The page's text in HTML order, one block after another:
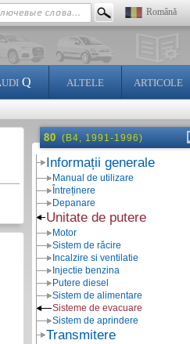
Română
Q ALTELE ARTICOLE
80 (B4, 1991-1996)
Informații generale
Manual de utilizare
Întreținere
Depanare
Unitate de putere
Motor
Sistem de răcire
Incalzire si ventilatie
Injectie benzina
Putere diesel
Sistem de alimentare
Sisteme de evacuare
Sistem de aprindere
Transmitere